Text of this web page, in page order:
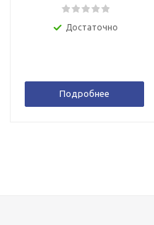
Достаточно
Подробнее